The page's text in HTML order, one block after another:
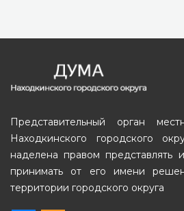
Представительный орган
Находкинского городского
наделена правом представлять
принимать от его имени
территории городского округа